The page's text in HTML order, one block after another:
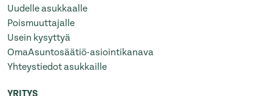
Uudelle asukkaalle
Poismuuttajalle
Usein kysyttyä
OmaAsuntosäätiö-asiointikanava
Yhteystiedot asukkaille
YRITYS